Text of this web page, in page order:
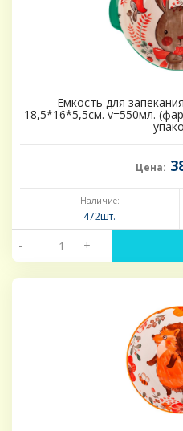
Емкость для
18,5*16*5,5см. v=550мл.
Цена:
Наличие:
472шт.
- +